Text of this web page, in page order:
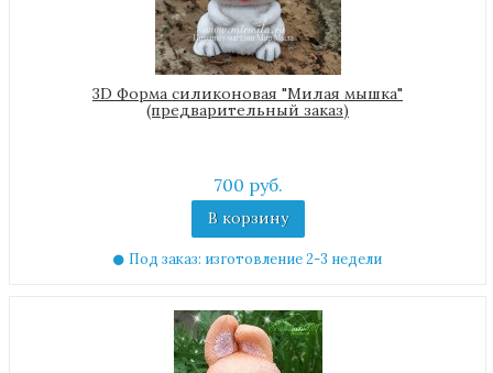
3D Форма силиконовая "Милая мышка"
(предварительный заказ)
700 руб.
В корзину
Под заказ: изготовление 2-3 недели